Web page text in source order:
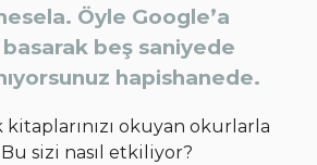
Öyle Google’a
beş saniyede
hapishanede.
okuyan okurlarla
Bu sizi nasıl etkiliyor?